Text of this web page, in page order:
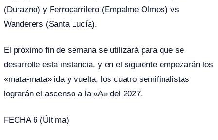
(Durazno) y Ferrocarrilero (Empalme Olmos) vs
Wanderers (Santa Lucía).
El próximo fin de semana se utilizará para que se
desarrolle esta instancia, y en el siguiente empezarán los
«mata-mata» ida y vuelta, los cuatro semifinalistas
lograrán el ascenso a la «A» del 2027.
FECHA 6 (Última)